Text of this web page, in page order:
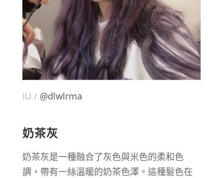
IU / @dlwlrma
奶茶灰
奶茶灰是一種融合了灰色與米色的柔和色
調，帶有一絲溫暖的奶茶色澤。這種髮色在